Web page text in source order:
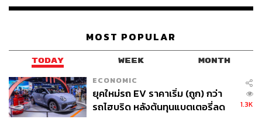
MOST POPULAR
TODAY WEEK MONTH
ECONOMIC
ยุคใหม่รถ EV ราคาเริ่ม (ถูก) กว่า
รถไฮบริด หลังต้นทุนแบตเตอรี่ลด
1.3K